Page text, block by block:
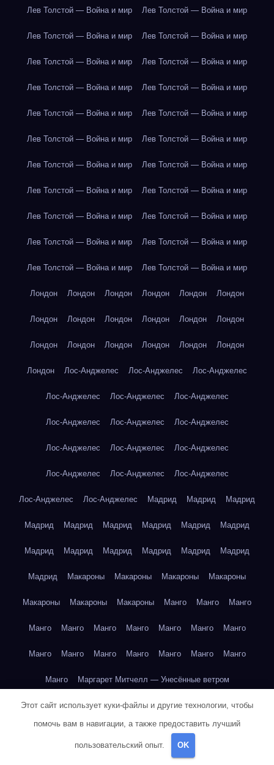
Лев Толстой — Война и мир Лев Толстой — Война и мир
Лев Толстой — Война и мир Лев Толстой — Война и мир
Лев Толстой — Война и мир Лев Толстой — Война и мир
Лев Толстой — Война и мир Лев Толстой — Война и мир
Лев Толстой — Война и мир Лев Толстой — Война и мир
Лев Толстой — Война и мир Лев Толстой — Война и мир
Лев Толстой — Война и мир Лев Толстой — Война и мир
Лев Толстой — Война и мир Лев Толстой — Война и мир
Лев Толстой — Война и мир Лев Толстой — Война и мир
Лев Толстой — Война и мир Лев Толстой — Война и мир
Лев Толстой — Война и мир Лев Толстой — Война и мир
Лондон Лондон Лондон Лондон Лондон Лондон
Лондон Лондон Лондон Лондон Лондон Лондон
Лондон Лондон Лондон Лондон Лондон Лондон
Лондон Лос-Анджелес Лос-Анджелес Лос-Анджелес
Лос-Анджелес Лос-Анджелес Лос-Анджелес
Лос-Анджелес Лос-Анджелес Лос-Анджелес
Лос-Анджелес Лос-Анджелес Лос-Анджелес
Лос-Анджелес Лос-Анджелес Лос-Анджелес
Лос-Анджелес Лос-Анджелес Мадрид Мадрид Мадрид
Мадрид Мадрид Мадрид Мадрид Мадрид Мадрид
Мадрид Мадрид Мадрид Мадрид Мадрид Мадрид
Мадрид Макароны Макароны Макароны Макароны
Макароны Макароны Макароны Манго Манго Манго
Манго Манго Манго Манго Манго Манго Манго
Манго Манго Манго Манго Манго Манго Манго
Манго Маргарет Митчелл — Унесённые ветром
Марк Твен — Приключения Тома Сойера
Марк Твен — Приключения Тома Сойера
Марк Твен — Приключения Тома Сойера
Этот сайт использует куки-файлы и другие технологии, чтобы
помочь вам в навигации, а также предоставить лучший
пользовательский опыт. OK